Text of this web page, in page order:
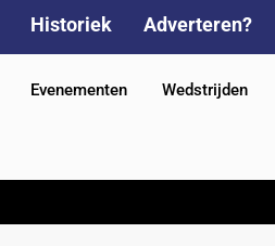
Historiek Adverteren?
Evenementen Wedstrijden